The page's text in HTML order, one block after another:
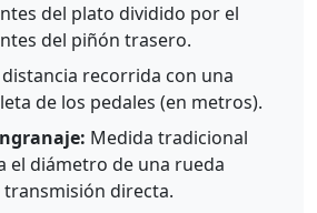
del plato dividido por el
del piñón trasero.
distancia recorrida con una
de los pedales (en metros).
Medida tradicional
el diámetro de una rueda
transmisión directa.